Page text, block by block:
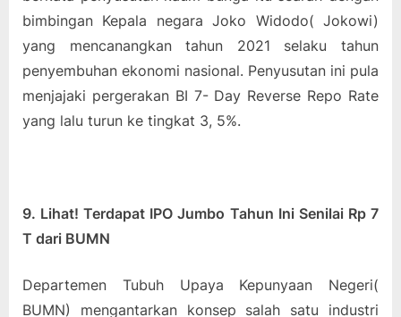
bimbingan Kepala negara Joko Widodo( Jokowi)
yang mencanangkan tahun 2021 selaku tahun
penyembuhan ekonomi nasional. Penyusutan ini pula
menjajaki pergerakan BI 7- Day Reverse Repo Rate
yang lalu turun ke tingkat 3, 5%.
9. Lihat! Terdapat IPO Jumbo Tahun Ini Senilai Rp 7
T dari BUMN
Departemen Tubuh Upaya Kepunyaan Negeri(
BUMN) mengantarkan konsep salah satu industri